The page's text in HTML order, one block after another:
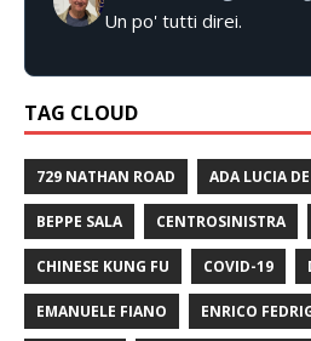
Un po' tutti direi.
TAG CLOUD
729 NATHAN ROAD ADA LUCIA
BEPPE SALA CENTROSINISTRA
CHINESE KUNG FU COVID-19
EMANUELE FIANO ENRICO